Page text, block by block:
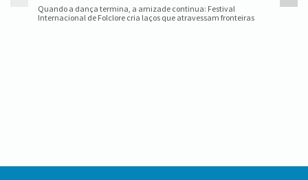
Quando a dança termina, a amizade continua: Festival
Internacional de Folclore cria laços que atravessam fronteiras